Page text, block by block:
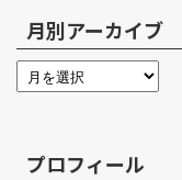
月別アーカイブ
プロフィール